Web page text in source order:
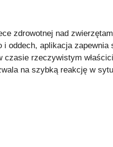
zdrowotnej nad
oddech, aplikacja zapewnia
czasie rzeczywistym
na szybką reakcję w